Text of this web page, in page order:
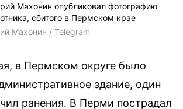
Махонин опубликовал фотографию
сбитого в Пермском крае
Махонин / Telegram
в Пермском округе было
здание, один
ранения. В Перми пострадал